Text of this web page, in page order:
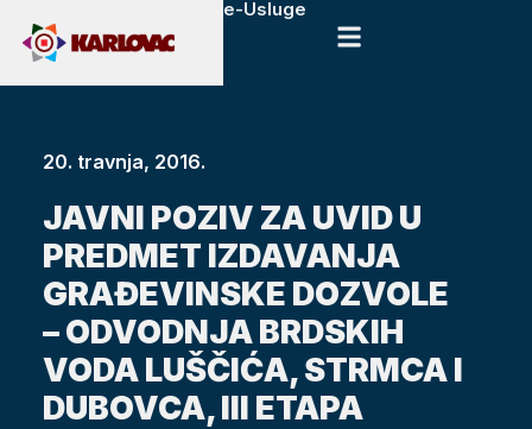
e-Usluge
20. travnja, 2016.
JAVNI POZIV ZA UVID U
PREDMET IZDAVANJA
GRAĐEVINSKE DOZVOLE
– ODVODNJA BRDSKIH
VODA LUŠČIĆA, STRMCA I
DUBOVCA, III ETAPA